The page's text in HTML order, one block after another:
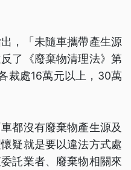
，「未隨車攜帶產生源
了《廢棄物清理法》第
裁處16萬元以上，30萬
都沒有廢棄物產生源及
疑就是要以違法方式處
託業者、廢棄物相關來